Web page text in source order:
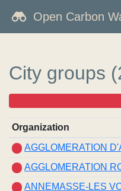
Open Carbon
City groups
Organization
AGGLOMERATION
AGGLOMERATION
ANNEMASSE-LES